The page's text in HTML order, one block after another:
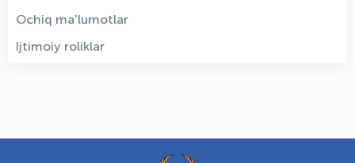
Ochiq ma'lumotlar
Ijtimoiy roliklar